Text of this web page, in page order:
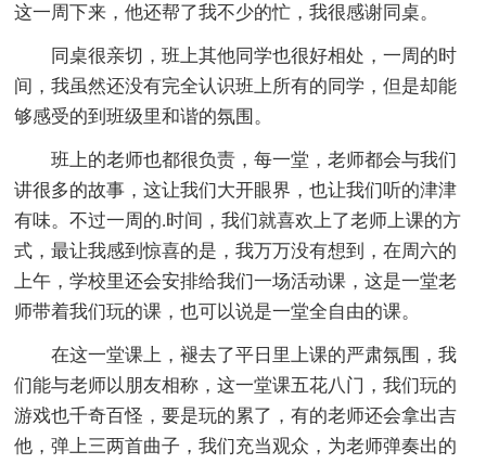
这一周下来，他还帮了我不少的忙，我很感谢同桌。
同桌很亲切，班上其他同学也很好相处，一周的时
间，我虽然还没有完全认识班上所有的同学，但是却能
够感受的到班级里和谐的氛围。
班上的老师也都很负责，每一堂，老师都会与我们
讲很多的故事，这让我们大开眼界，也让我们听的津津
有味。不过一周的.时间，我们就喜欢上了老师上课的方
式，最让我感到惊喜的是，我万万没有想到，在周六的
上午，学校里还会安排给我们一场活动课，这是一堂老
师带着我们玩的课，也可以说是一堂全自由的课。
在这一堂课上，褪去了平日里上课的严肃氛围，我
们能与老师以朋友相称，这一堂课五花八门，我们玩的
游戏也千奇百怪，要是玩的累了，有的老师还会拿出吉
他，弹上三两首曲子，我们充当观众，为老师弹奏出的